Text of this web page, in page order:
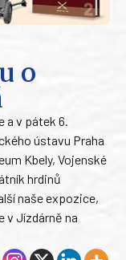
o
a v pátek 6.
ústavu Praha
Kbely, Vojenské
hrdinů
naše expozice,
v Jízdárně na